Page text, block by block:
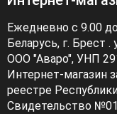
Ежедневно с 9.00
Беларусь, г. Брест .
ООО "Аваро", УНП
Интернет-магазин
реестре
Свидетельство